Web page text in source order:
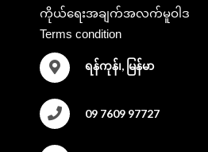
ကိုယ်ရေးအချက်အလက်မူဝါဒ
Terms condition
ရန်ကုန်၊, မြန်မာ
09 7609 97727